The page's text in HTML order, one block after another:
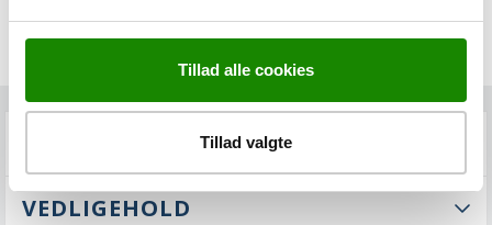
Tillad alle cookies
Tillad valgte
VEDLIGEHOLD